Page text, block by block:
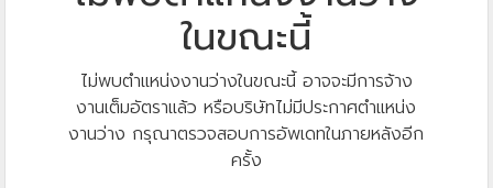
ในขณะนี้
ไม่พบตำแหน่งงานว่างในขณะนี้ อาจจะมีการจ้าง
งานเต็มอัตราแล้ว หรือบริษัทไม่มีประกาศตำแหน่ง
งานว่าง กรุณาตรวจสอบการอัพเดทในภายหลังอีก
ครั้ง